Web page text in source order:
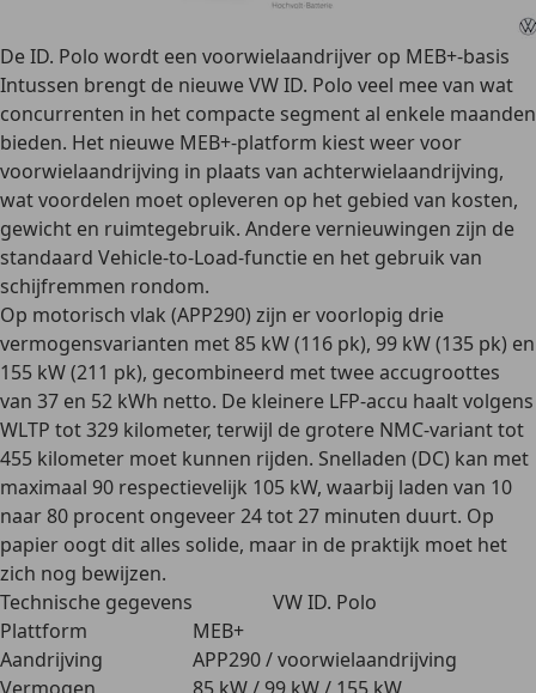
De ID. Polo wordt een voorwielaandrijver op MEB+-basis
Intussen brengt de nieuwe VW ID. Polo veel mee van wat
concurrenten in het compacte segment al enkele maanden
bieden. Het nieuwe MEB+-platform kiest weer voor
voorwielaandrijving in plaats van achterwielaandrijving,
wat voordelen moet opleveren op het gebied van kosten,
gewicht en ruimtegebruik. Andere vernieuwingen zijn de
standaard Vehicle-to-Load-functie en het gebruik van
schijfremmen rondom.
Op motorisch vlak (APP290) zijn er voorlopig drie
vermogensvarianten met 85 kW (116 pk), 99 kW (135 pk) en
155 kW (211 pk), gecombineerd met twee accugroottes
van 37 en 52 kWh netto. De kleinere LFP-accu haalt volgens
WLTP tot 329 kilometer, terwijl de grotere NMC-variant tot
455 kilometer moet kunnen rijden. Snelladen (DC) kan met
maximaal 90 respectievelijk 105 kW, waarbij laden van 10
naar 80 procent ongeveer 24 tot 27 minuten duurt. Op
papier oogt dit alles solide, maar in de praktijk moet het
zich nog bewijzen.
Technische gegevens
VW ID. Polo
Plattform
MEB+
Aandrijving
APP290 / voorwielaandrijving